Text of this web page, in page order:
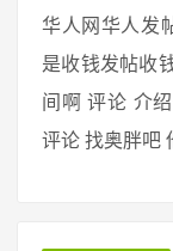
华人网华人发
是收钱发帖收
间啊 评论 介
评论 找奥胖吧